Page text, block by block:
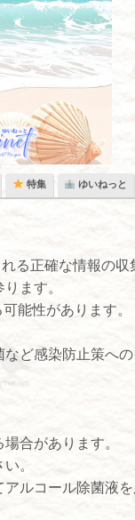
特集 ゆいねっと
る正確な情報の収
ます。
能性があります。
ど感染防止策へ
合があります。
。
ルコール除菌液